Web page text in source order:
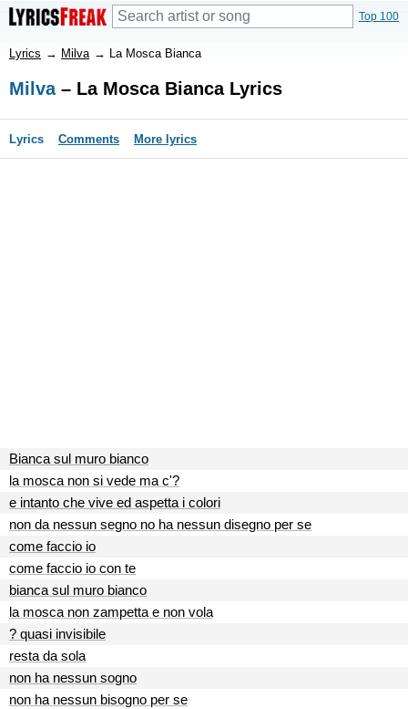
Top 100
Lyrics → Milva → La Mosca Bianca
Milva– La Mosca Bianca Lyrics
Lyrics Comments More lyrics
Bianca sul muro bianco
la mosca non si vede ma c'?
e intanto che vive ed aspetta i colori
non da nessun segno no ha nessun disegno per se
come faccio io
come faccio io con te
bianca sul muro bianco
la mosca non zampetta e non vola
? quasi invisibile
resta da sola
non ha nessun sogno
non ha nessun bisogno per se